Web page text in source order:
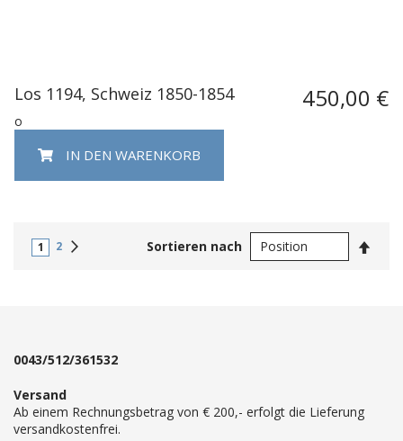
Los 1194, Schweiz 1850-1854 450,00 €
o
IN DEN WARENKORB
1 2 Sortieren nach
0043/512/361532
Versand
Ab einem Rechnungsbetrag von € 200,- erfolgt die Lieferung
versandkostenfrei.